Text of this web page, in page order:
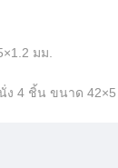
มม.
4 ชิ้น ขนาด